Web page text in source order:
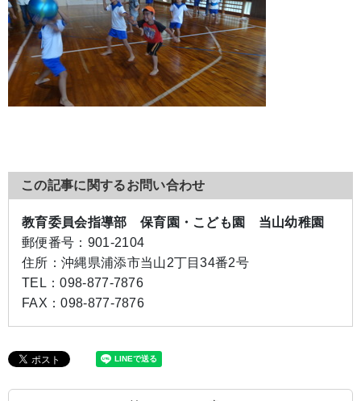
この記事に関するお問い合わせ
教育委員会指導部 保育園・こども園 当山幼稚園
郵便番号： 901-2104
住所： 沖縄県浦添市当山2丁目34番2号
TEL：098-877-7876
FAX：098-877-7876